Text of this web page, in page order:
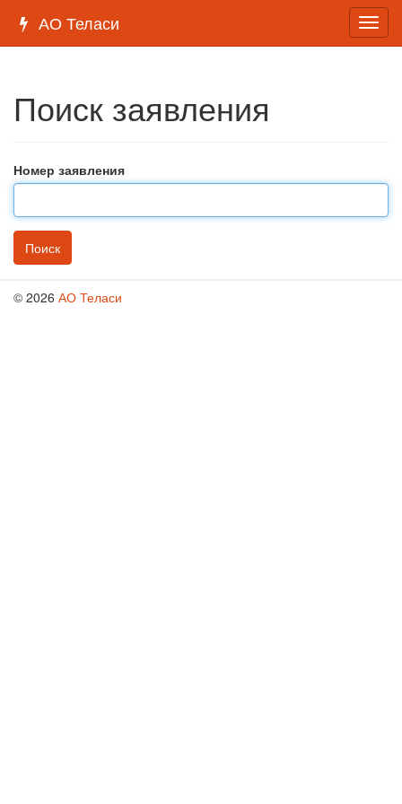
АО Теласи
Поиск заявления
Номер заявления
© 2026 АО Теласи